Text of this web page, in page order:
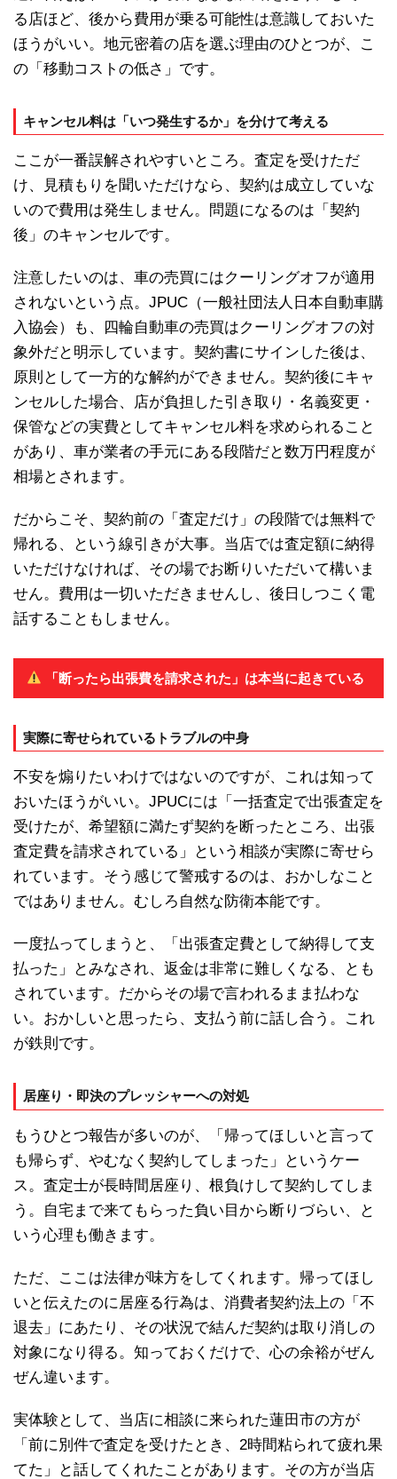
る店ほど、後から費用が乗る可能性は意識しておいた
ほうがいい。地元密着の店を選ぶ理由のひとつが、こ
の「移動コストの低さ」です。
キャンセル料は「いつ発生するか」を分けて考える
ここが一番誤解されやすいところ。査定を受けただ
け、見積もりを聞いただけなら、契約は成立していな
いので費用は発生しません。問題になるのは「契約
後」のキャンセルです。
注意したいのは、車の売買にはクーリングオフが適用
されないという点。JPUC（一般社団法人日本自動車購
入協会）も、四輪自動車の売買はクーリングオフの対
象外だと明示しています。契約書にサインした後は、
原則として一方的な解約ができません。契約後にキャ
ンセルした場合、店が負担した引き取り・名義変更・
保管などの実費としてキャンセル料を求められること
があり、車が業者の手元にある段階だと数万円程度が
相場とされます。
だからこそ、契約前の「査定だけ」の段階では無料で
帰れる、という線引きが大事。当店では査定額に納得
いただけなければ、その場でお断りいただいて構いま
せん。費用は一切いただきませんし、後日しつこく電
話することもしません。
「断ったら出張費を請求された」は本当に起きている
実際に寄せられているトラブルの中身
不安を煽りたいわけではないのですが、これは知って
おいたほうがいい。JPUCには「一括査定で出張査定を
受けたが、希望額に満たず契約を断ったところ、出張
査定費を請求されている」という相談が実際に寄せら
れています。そう感じて警戒するのは、おかしなこと
ではありません。むしろ自然な防衛本能です。
一度払ってしまうと、「出張査定費として納得して支
払った」とみなされ、返金は非常に難しくなる、とも
されています。だからその場で言われるまま払わな
い。おかしいと思ったら、支払う前に話し合う。これ
が鉄則です。
居座り・即決のプレッシャーへの対処
もうひとつ報告が多いのが、「帰ってほしいと言って
も帰らず、やむなく契約してしまった」というケー
ス。査定士が長時間居座り、根負けして契約してしま
う。自宅まで来てもらった負い目から断りづらい、と
いう心理も働きます。
ただ、ここは法律が味方をしてくれます。帰ってほし
いと伝えたのに居座る行為は、消費者契約法上の「不
退去」にあたり、その状況で結んだ契約は取り消しの
対象になり得る。知っておくだけで、心の余裕がぜん
ぜん違います。
実体験として、当店に相談に来られた蓮田市の方が
「前に別件で査定を受けたとき、2時間粘られて疲れ果
てた」と話してくれたことがあります。その方が当店